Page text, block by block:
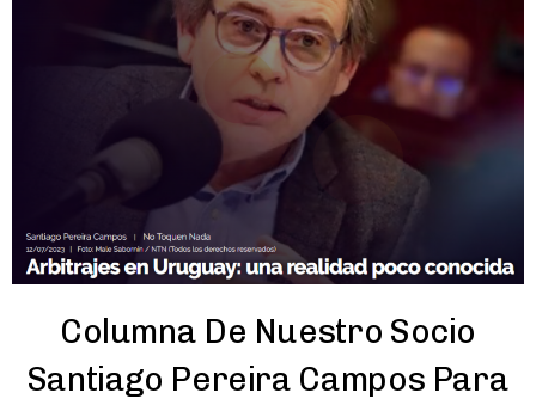
Columna De Nuestro Socio
Santiago Pereira Campos Para